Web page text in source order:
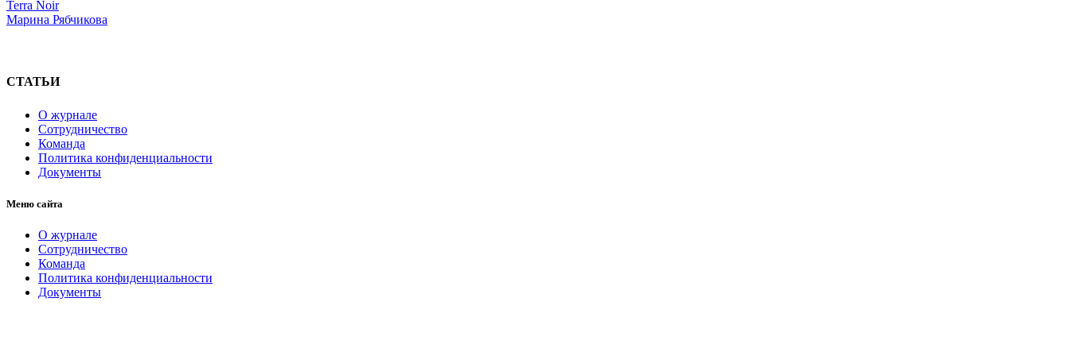
Terra Noir
Марина Рябчикова
СТАТЬИ
О журнале
Сотрудничество
Команда
Политика конфиденциальности
Документы
Меню сайта
О журнале
Сотрудничество
Команда
Политика конфиденциальности
Документы